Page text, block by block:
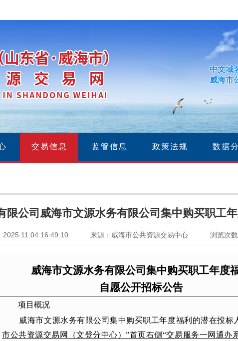
中文域
威海市
交易信息 监管信息 政策法规 数据
限公司威海市文源水务有限公司集中购买职工
2025.11.04 16:49:10 来源：威海市公共资源交易中心 浏览次数
威海市文源水务有限公司集中购买职工年度
自愿公开招标公告
项目概况
威海市文源水务有限公司集中购买职工年度福利 的潜在投标
市公共资源交易网（文登分中心）”首页右侧“交易服务一网通办